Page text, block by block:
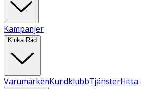
Kampanjer
Kloka Råd
VarumärkenKundklubbTjänsterHitta